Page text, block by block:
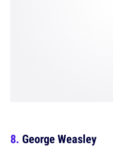
George Weasley